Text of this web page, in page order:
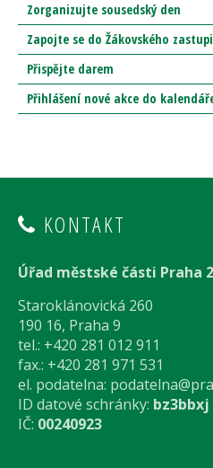
Zorganizujte sousedský den
Zapojte se do Žákovského
Přispějte darem
Přihlášení nové akce do
KONTAKT
Úřad městské části Praha
Staroklánovická 260
190 16, Praha 9
tel.: +420 281 012 911
fax.: +420 281 971 531
el. podatelna:
ID datové schránky: bz3bbxj
IČ: 00240923